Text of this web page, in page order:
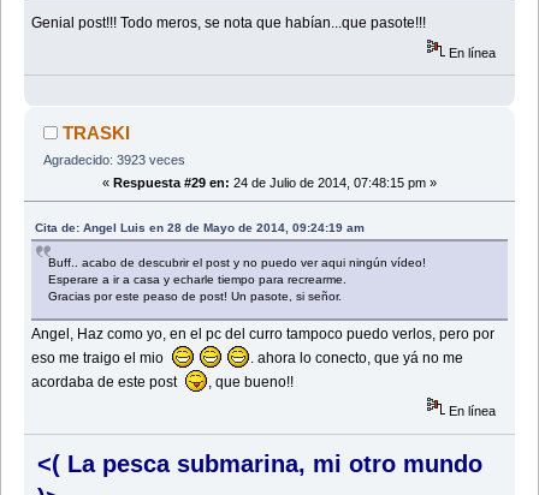
Genial post!!! Todo meros, se nota que habían...que pasote!!!
En línea
TRASKI
Agradecido: 3923 veces
« Respuesta #29 en: 24 de Julio de 2014, 07:48:15 pm »
Cita de: Angel Luis en 28 de Mayo de 2014, 09:24:19 am
Buff.. acabo de descubrir el post y no puedo ver aqui ningún vídeo!
Esperare a ir a casa y echarle tiempo para recrearme.
Gracias por este peaso de post! Un pasote, si señor.
Angel, Haz como yo, en el pc del curro tampoco puedo verlos, pero por
eso me traigo el mio
. ahora lo conecto, que yá no me
acordaba de este post
, que bueno!!
En línea
<( La pesca submarina, mi otro mundo